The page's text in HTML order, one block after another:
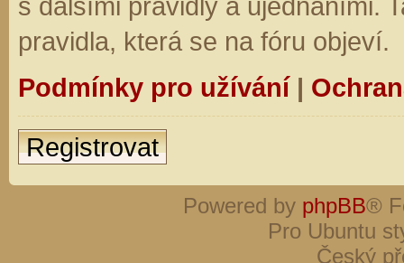
pravidla, která se na fóru objeví.
Podmínky pro užívání|
Registrovat
Powered by phpBB®
Pro Ubuntu
Český